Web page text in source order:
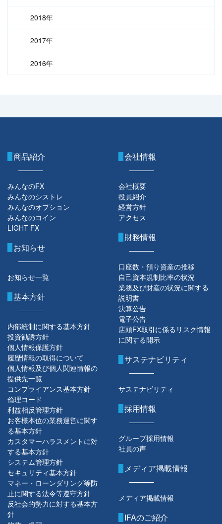
2018年
2017年
2016年
商品紹介
みんなのFX
みんなのシストレ
みんなのオプション
みんなのコイン
LIGHT FX
お知らせ
お知らせ一覧
会社情報
会社概要
役員紹介
経営方針
アクセス
財務情報
口座数・預り資産の推移
自己資本規制比率の状況
業務及び財産の状況に関する
説明書
決算公告
電子公告
店頭FX取引に係るリスク情報
に関する開示
基本方針
内部統制に関する基本方針
投資勧誘方針
個人情報保護方針
履歴情報の取得について
個人情報及び個人関連情報の
提供先一覧
コンプライアンス基本方針
倫理コード
利益相反管理方針
お客様本位の業務運営に関す
る基本方針
カスタマーハラスメントに対
する基本方針
システム管理方針
セキュリティ基本方針
マネー・ローンダリング等防
止に関する法令等遵守方針
反社会的勢力に対する基本方
針
サステナビリティ
サステナビリティ
採用情報
グループ採用情報
社員の声
メディア掲載情報
メディア掲載情報
IFAのご紹介